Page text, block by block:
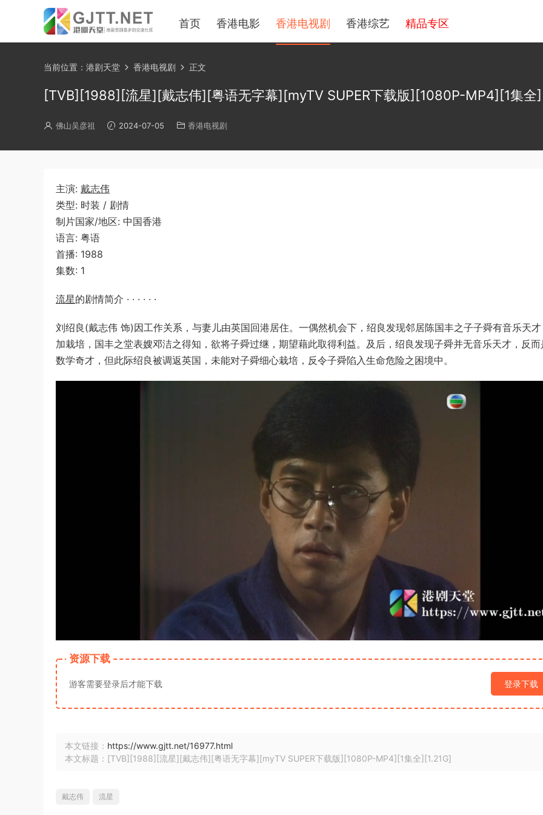
首页 香港电影 香港电视剧 香港综艺 精品专区
当前位置： 港剧天堂 香港电视剧 正文
[TVB][1988][流星][戴志伟][粤语无字幕][myTV SUPER下载版][1080P-MP4][1集全
佛山吴彦祖 2024-07-05 香港电视剧
主演: 戴志伟
类型: 时装 / 剧情
制片国家/地区: 中国香港
语言: 粤语
首播: 1988
集数: 1
流星的剧情简介 · · · · · ·
刘绍良(戴志伟 饰)因工作关系，与妻儿由英国回港居住。一偶然机会下，绍良发现邻居陈国丰之子子舜有音乐天才
加栽培，国丰之堂表嫂邓洁之得知，欲将子舜过继，期望藉此取得利益。及后，绍良发现子舜并无音乐天才，反而
数学奇才，但此际绍良被调返英国，未能对子舜细心栽培，反令子舜陷入生命危险之困境中。
资源下载
游客需要登录后才能下载 登录下载
本文链接： https://www.gjtt.net/16977.html
本文标题：[TVB][1988][流星][戴志伟][粤语无字幕][myTV SUPER下载版][1080P-MP4][1集全][1.21G]
戴志伟 流星